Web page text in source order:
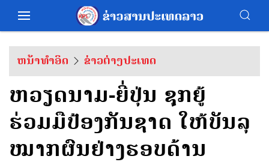
ຫນ້າທຳອິດ ຂ່າວຕ່າງປະເທດ
ຫວຽດນາມ-ຍີ່ປຸ່ນ ຊຸກຍູ້
ຮ່ວມມືປ້ອງກັນຊາດ ໃຫ້ບັນລຸ
ໝາກຜົນຢ່າງຮອບດ້ານ